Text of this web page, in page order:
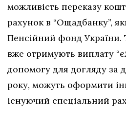
можливість переказу
рахунок в “Ощадбанку”,
Пенсійний фонд України.
вже отримують виплату
допомогу для догляду за
року, можуть оформити
існуючий спеціальний